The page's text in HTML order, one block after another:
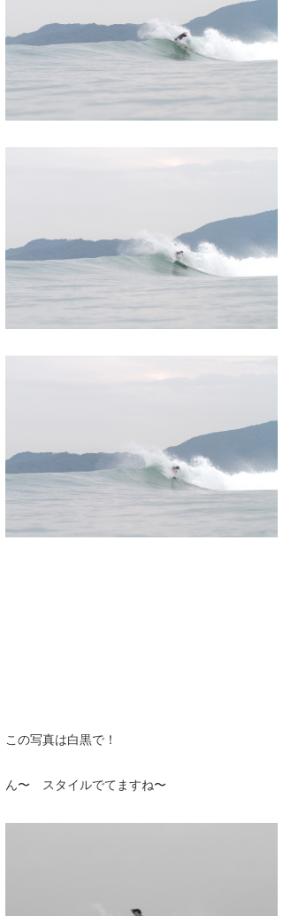
この写真は白黒で！
ん〜 スタイルでてますね〜